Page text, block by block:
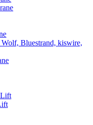
Bluestrand, kiswire,